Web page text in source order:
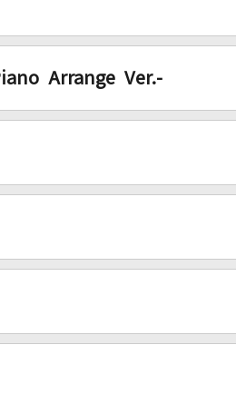
Arrange Ver.-